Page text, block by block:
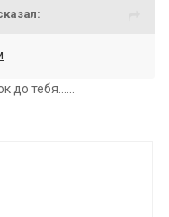
до тебя......